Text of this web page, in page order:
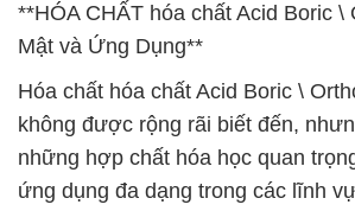
**HÓA CHẤT hóa chất Acid Boric \
Mật và Ứng Dụng**
Hóa chất hóa chất Acid Boric \
không được rộng rãi biết đến,
những hợp chất hóa học quan
ứng dụng đa dạng trong các lĩnh